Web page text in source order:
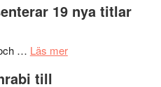
kväll
II
trailern
The
Files:
19 nya titlar
… Läs merom
till